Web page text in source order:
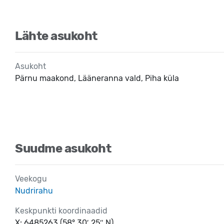
Lähte asukoht
Asukoht
Pärnu maakond, Lääneranna vald, Piha küla
Suudme asukoht
Veekogu
Nudrirahu
Keskpunkti koordinaadid